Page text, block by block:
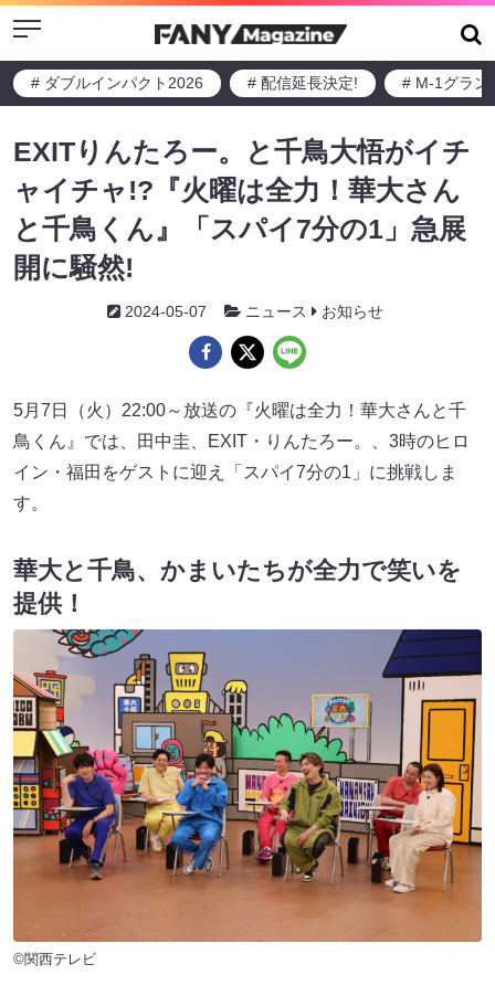
Menu
# ダブルインパクト2026 # 配信延長決定! # M-1グラン
EXITりんたろー。と千鳥大悟がイチ
ャイチャ!?『火曜は全力！華大さん
と千鳥くん』「スパイ7分の1」急展
開に騒然!
2024-05-07 ニュース お知らせ
5月7日（火）22:00～放送の『火曜は全力！華大さんと千
鳥くん』では、田中圭、EXIT・りんたろー。、3時のヒロ
イン・福田をゲストに迎え「スパイ7分の1」に挑戦しま
す。
華大と千鳥、かまいたちが全力で笑いを
提供！
©関西テレビ